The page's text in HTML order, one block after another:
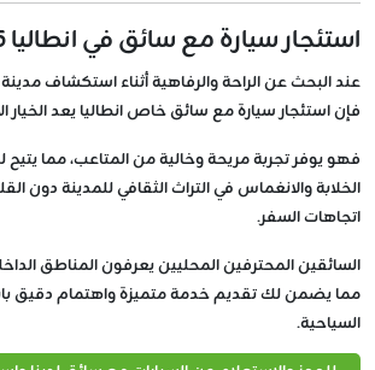
استئجار سيارة مع سائق في انطاليا 2025
فإن استئجار سيارة مع سائق خاص انطاليا يعد الخيار
فهو يوفر تجربة مريحة وخالية من المتاعب، مما يتيح
الخلابة والانغماس في التراث الثقافي للمدينة دون
اتجاهات السفر.
السائقين المحترفين المحليين يعرفون المناطق
مما يضمن لك تقديم خدمة متميزة واهتمام دقيق
السياحية.